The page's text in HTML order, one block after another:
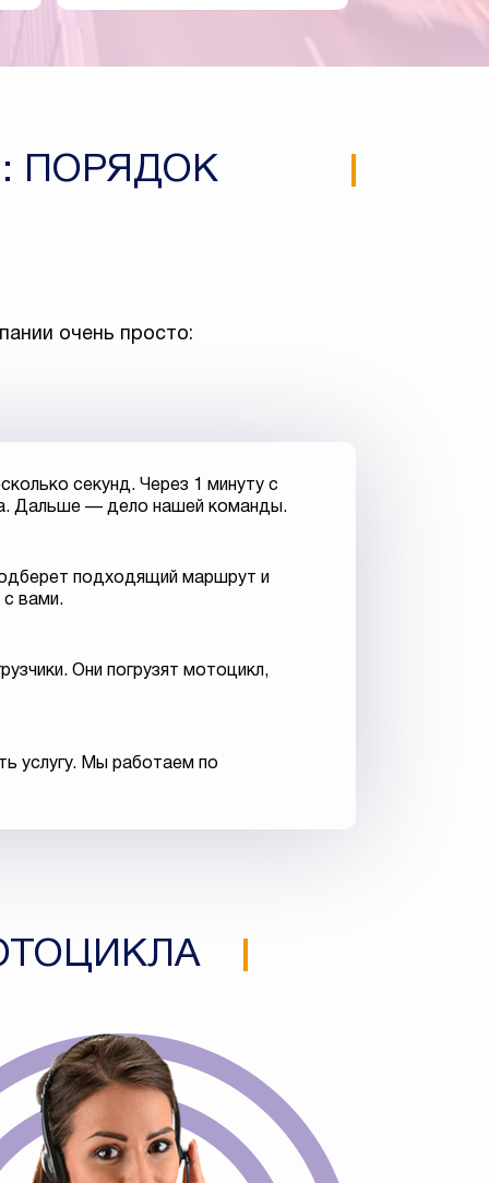
ПОРЯДОК
очень просто:
секунд. Через 1 минуту с
Дальше — дело нашей команды.
подходящий маршрут и
с вами.
Они погрузят мотоцикл,
услугу. Мы работаем по